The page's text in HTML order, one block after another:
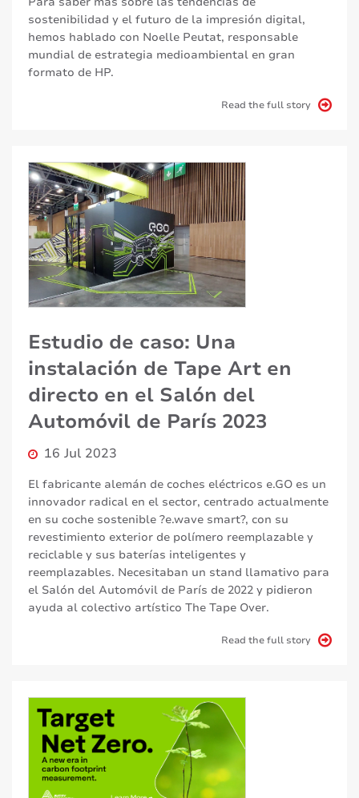
sostenibilidad y el futuro de la impresión digital,
hemos hablado con Noelle Peutat, responsable
mundial de estrategia medioambiental en gran
formato de HP.
Read the full story
Estudio de caso: Una
instalación de Tape Art en
directo en el Salón del
Automóvil de París 2023
16 Jul 2023
El fabricante alemán de coches eléctricos e.GO es un
innovador radical en el sector, centrado actualmente
en su coche sostenible ?e.wave smart?, con su
revestimiento exterior de polímero reemplazable y
reciclable y sus baterías inteligentes y
reemplazables. Necesitaban un stand llamativo para
el Salón del Automóvil de París de 2022 y pidieron
ayuda al colectivo artístico The Tape Over.
Read the full story